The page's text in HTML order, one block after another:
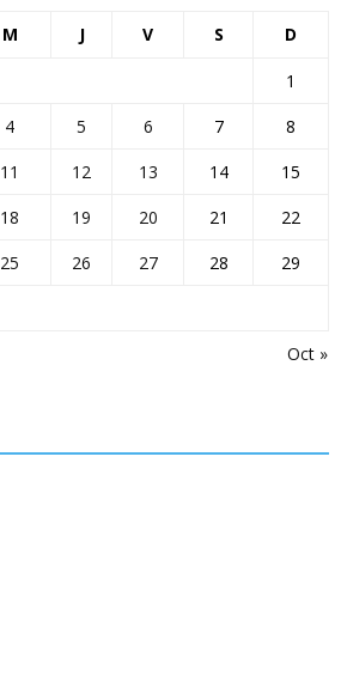
M J V S D
Oct »
1
4 5 6 7
8
11 12 13 14
15
18 19 20 21
22
25 26 27 28
29